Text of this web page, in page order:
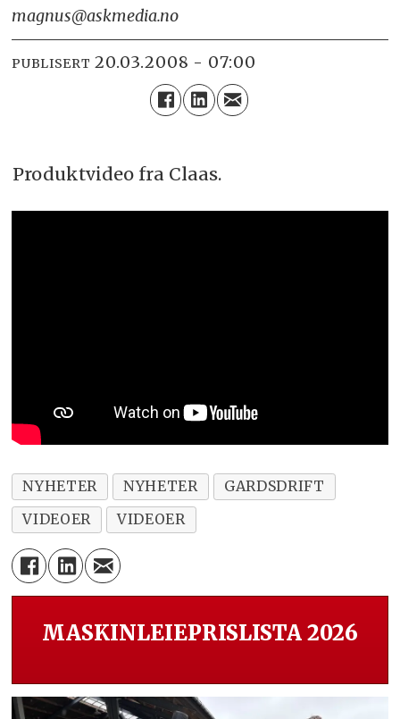
magnus@askmedia.no
PUBLISERT 20.03.2008 - 07:00
Produktvideo fra Claas.
NYHETER NYHETER
GARDSDRIFT
VIDEOER
VIDEOER
MASKINLEIEPRISLISTA 2026